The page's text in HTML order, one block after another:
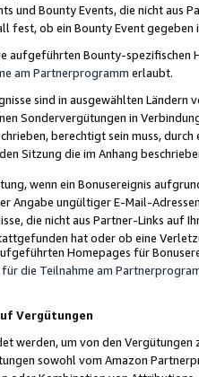
und Bounty Events, die nicht
fest, ob ein Bounty Event
aufgeführten Bounty-spezifischen
am Partnerprogramm erlaubt.
sind in ausgewählten Ländern
Sondervergütungen in
berechtigt sein muss,
Sitzung die im Anhang
wenn ein Bonusereignis
Angabe ungültiger E-Mail-
die nicht aus Partner-Links auf
hat oder ob eine
Homepages für
die Teilnahme am
Vergütungen
werden, um von den
sowohl vom Amazon